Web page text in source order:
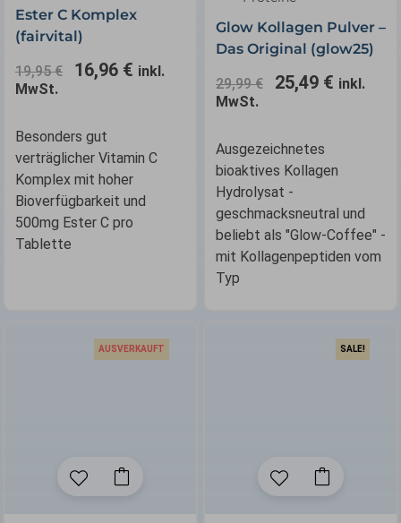
Ester C Komplex
(fairvital)
19,95€
war:
19,95 €
16,96 €
ist:
inkl.
MwSt.
Besonders gut
verträglicher Vitamin C
Komplex mit hoher
Bioverfügbarkeit und
500mg Ester C pro
Tablette
Glow Kollagen Pulver –
Das Original (glow25)
29,99€
war:
29,99 €
25,49 €
ist:
25,49 €.
inkl.
MwSt.
Ausgezeichnetes
bioaktives Kollagen
Hydrolysat -
geschmacksneutral und
beliebt als "Glow-Coffee" -
mit Kollagenpeptiden vom
Typ
AUSVERKAUFT SALE!